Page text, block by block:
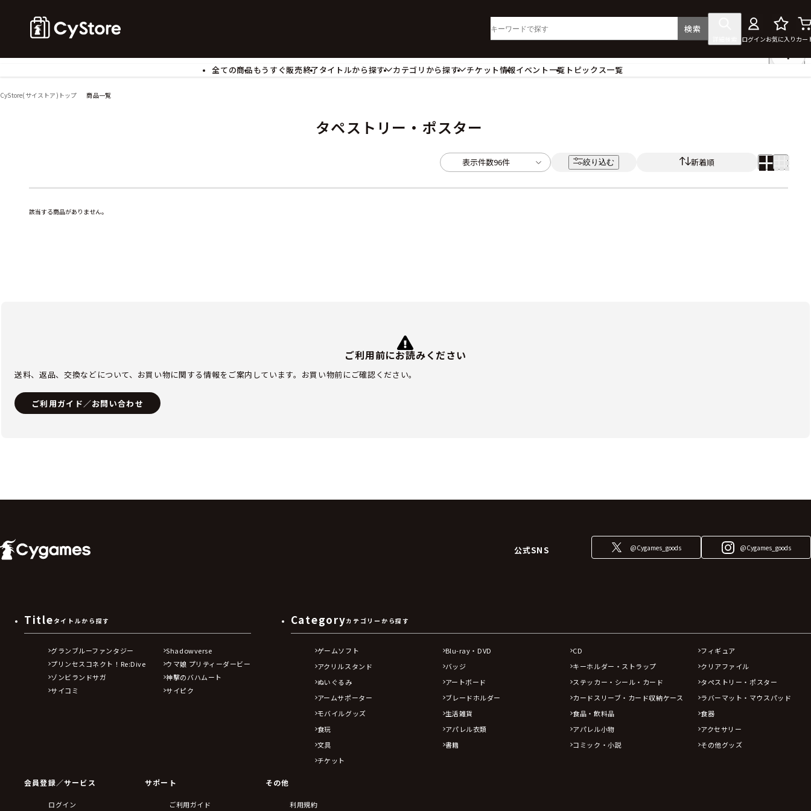
検索
ログインお気に入り カー
全ての商品もうすぐ販売終了タイトルから探す
カテゴリから探す
アクリルスタンド
ブレードホルダー カードスリーブ・カード収納ケース
アパレル小物
アクセサリー
チケット情報イベント一覧 トピックス一覧
CyStore(サイストア)トップ 商品一覧
タペストリー・ポスター
表示件数96件 絞り込む 新着順
該当する商品がありません。
ご利用前にお読みください
送料、返品、交換などについて、お買い物に関する情報をご案内しています。お買い物前にご確認ください。
ご利用ガイド／お問い合わせ
公式SNS @Cygames_goods @Cygames_goods
Title タイトルから探す
グランブルーファンタジー
Shadowverse
プリンセスコネクト！Re:Dive
ウマ娘 プリティーダービー
ゾンビランドサガ
神撃のバハムート
サイコミ
サイピク
Categoryカテゴリーから探す
ゲームソフト Blu-ray・DVD CD
フィギュア
アクリルスタンド
バッジ キーホルダー・ストラップ
クリアファイル
ぬいぐるみ
アートボード ステッカー・シール・カード
タペストリー・ポスター
アームサポーター
ブレードホルダー カードスリーブ・カード収納ケース
ラバーマット・マウスパッド
モバイルグッズ
生活雑貨 食品・飲料品
食器
食玩
アパレル衣類 アパレル小物
アクセサリー
文具
書籍 コミック・小説
その他グッズ
チケット
会員登録／サービス
ログイン
サポート
ご利用ガイド
その他
利用規約